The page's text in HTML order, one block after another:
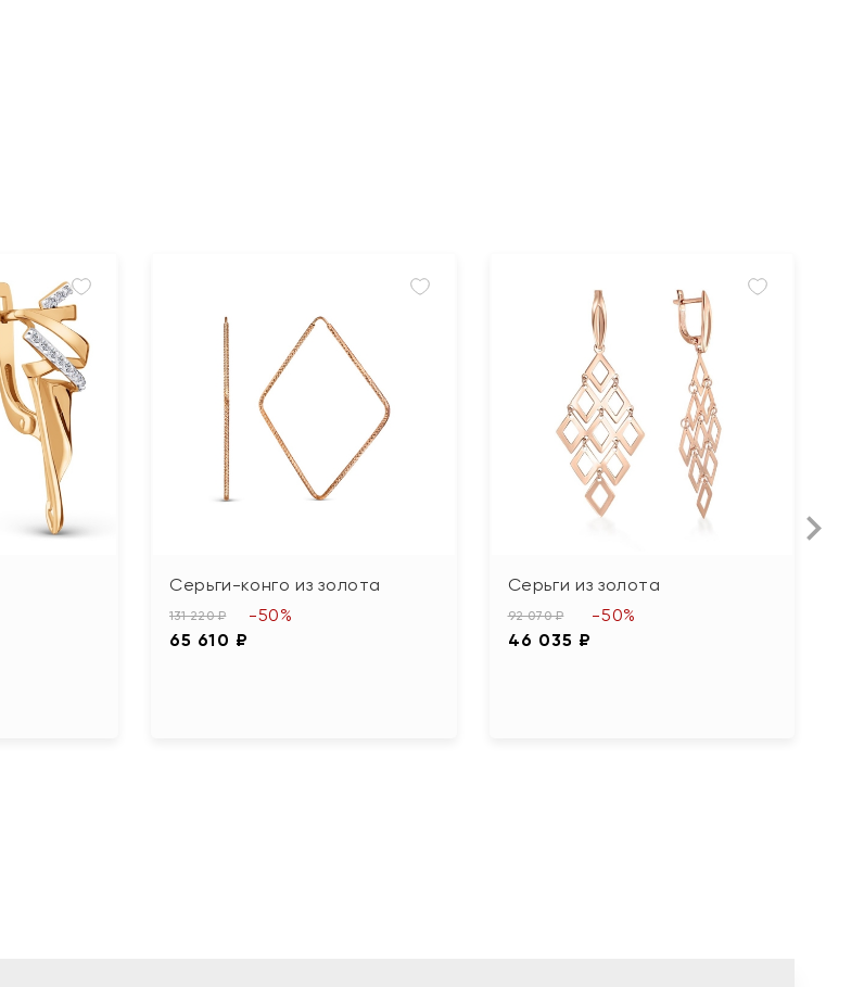
Серьги-конго из золота
131 220 ₽
65 610 ₽
-50%
Серьги из золота
92 070 ₽
46 035 ₽
-50%